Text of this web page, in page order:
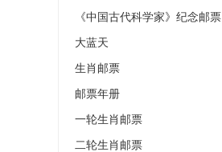
《中国古代科学家》纪念邮票
大蓝天
生肖邮票
邮票年册
一轮生肖邮票
二轮生肖邮票